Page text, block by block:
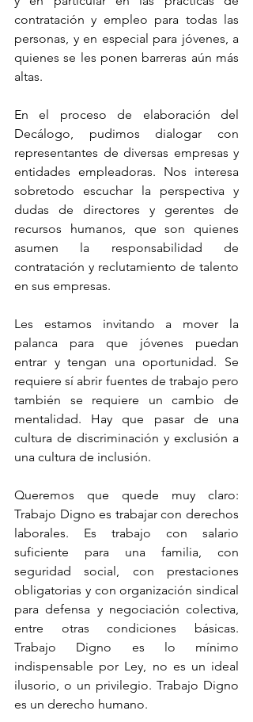
contratación y empleo para todas las
personas, y en especial para jóvenes, a
quienes se les ponen barreras aún más
altas.
En el proceso de elaboración del
Decálogo, pudimos dialogar con
representantes de diversas empresas y
entidades empleadoras. Nos interesa
sobretodo escuchar la perspectiva y
dudas de directores y gerentes de
recursos humanos, que son quienes
asumen la responsabilidad de
contratación y reclutamiento de talento
en sus empresas.
Les estamos invitando a mover la
palanca para que jóvenes puedan
entrar y tengan una oportunidad. Se
requiere sí abrir fuentes de trabajo pero
también se requiere un cambio de
mentalidad. Hay que pasar de una
cultura de discriminación y exclusión a
una cultura de inclusión.
Queremos que quede muy claro:
Trabajo Digno es trabajar con derechos
laborales. Es trabajo con salario
suficiente para una familia, con
seguridad social, con prestaciones
obligatorias y con organización sindical
para defensa y negociación colectiva,
entre otras condiciones básicas.
Trabajo Digno es lo mínimo
indispensable por Ley, no es un ideal
ilusorio, o un privilegio. Trabajo Digno
es un derecho humano.